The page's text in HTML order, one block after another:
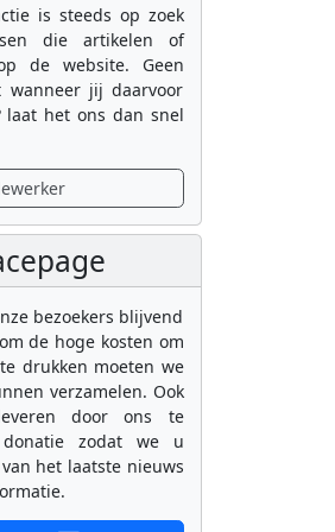
is steeds op zoek
die artikelen of
de website. Geen
jij daarvoor
het ons dan snel
bezoekers blijvend
de hoge kosten om
drukken moeten we
verzamelen. Ook
door ons te
zodat we u
het laatste nieuws